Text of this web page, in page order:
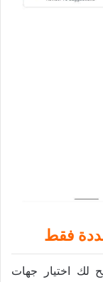
فقط
لك اختيار جهات